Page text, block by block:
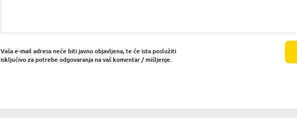
Vaša e-mail adresa neće biti javno objavljena, te će ista poslužiti
isključivo za potrebe odgovaranja na vaš komentar / mišljenje.